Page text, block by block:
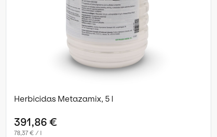
Herbicidas Metazamix, 5 l
391,86 €
78,37 € / l